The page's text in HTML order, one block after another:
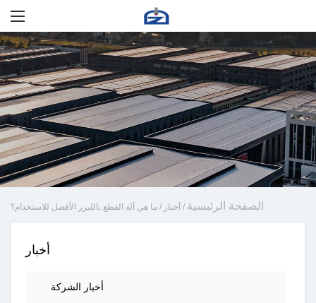
الصفحة الرئيسية / أخبار / ما هي آلة القطع بالليزر الأفضل للاستخدام؟
أخبار
أخبار الشركة